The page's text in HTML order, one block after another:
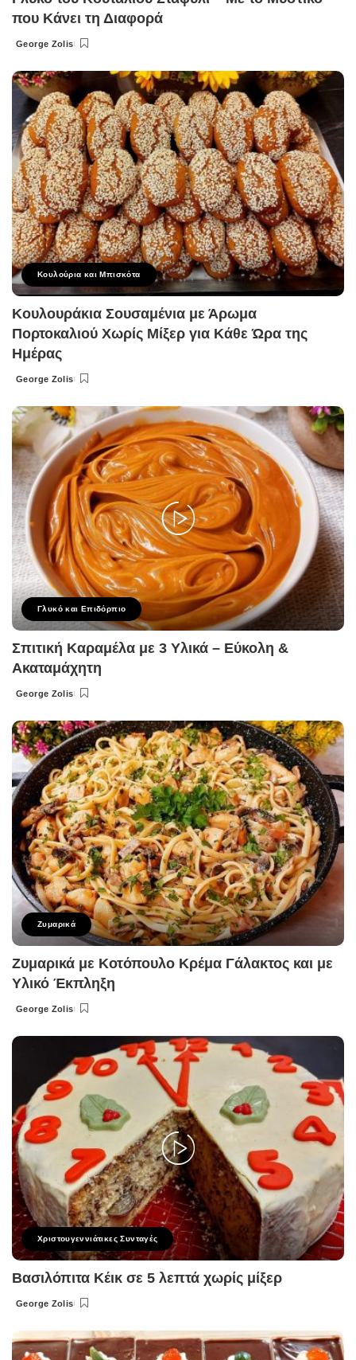
που Κάνει τη Διαφορά
Posted
George Zolis
Κουλούρια και Μπισκότα
Κουλουράκια Σουσαμένια με Άρωμα
Πορτοκαλιού Χωρίς Μίξερ για Κάθε Ώρα της
Ημέρας
Posted
George Zolis
Γλυκό και Επιδόρπιο
Σπιτική Καραμέλα με 3 Υλικά – Εύκολη &
Ακαταμάχητη
Posted
George Zolis
Ζυμαρικά
Ζυμαρικά με Κοτόπουλο Κρέμα Γάλακτος και με
Υλικό Έκπληξη
Posted
George Zolis
Χριστουγεννιάτικες Συνταγές
Βασιλόπιτα Κέικ σε 5 λεπτά χωρίς μίξερ
Posted
George Zolis